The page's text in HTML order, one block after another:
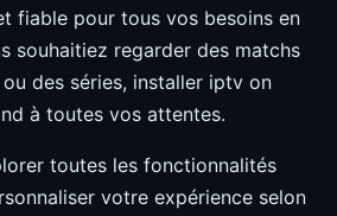
fiable pour tous vos besoins en
souhaitiez regarder des matchs
des séries, installer iptv on
à toutes vos attentes.
toutes les fonctionnalités
votre expérience selon